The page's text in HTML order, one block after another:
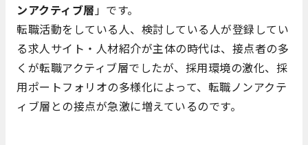
ンアクティブ層」です。
転職活動をしている人、検討している人が登録してい
る求人サイト・人材紹介が主体の時代は、接点者の多
くが転職アクティブ層でしたが、採用環境の激化、採
用ポートフォリオの多様化によって、転職ノンアクテ
ィブ層との接点が急激に増えているのです。